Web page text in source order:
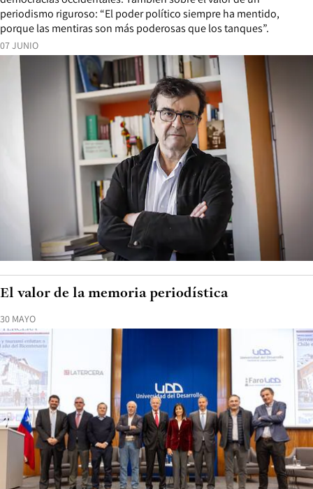
07 JUNIO
periodismo riguroso: “El poder político siempre ha mentido,
porque las mentiras son más poderosas que los tanques”.
30 MAYO
El valor de la memoria periodística